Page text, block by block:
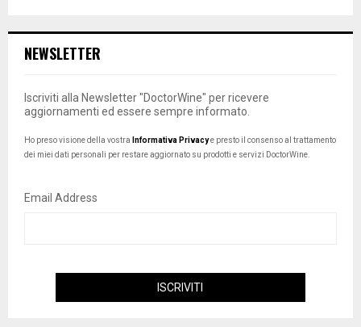
NEWSLETTER
Iscriviti alla Newsletter "DoctorWine" per ricevere
aggiornamenti ed essere sempre informato.
Ho preso visione della vostra Informativa Privacye presto il consenso al trattamento
dei miei dati personali per restare aggiornato su prodotti e servizi DoctorWine.
Email Address